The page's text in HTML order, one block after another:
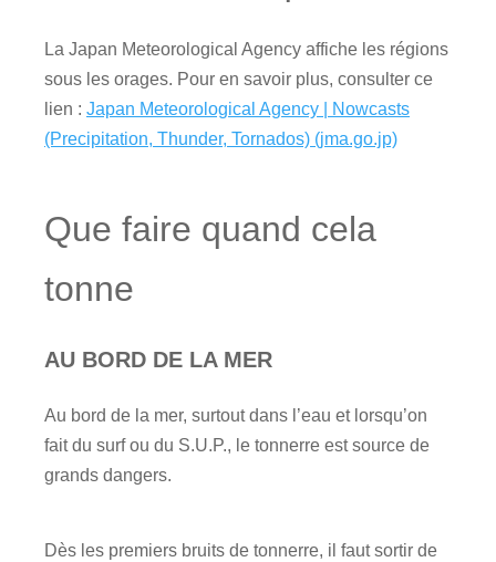
La Japan Meteorological Agency affiche les régions
sous les orages. Pour en savoir plus, consulter ce
lien : Japan Meteorological Agency | Nowcasts
(Precipitation, Thunder, Tornados) (jma.go.jp)
Que faire quand cela
tonne
AU BORD DE LA MER
Au bord de la mer, surtout dans l’eau et lorsqu’on
fait du surf ou du S.U.P., le tonnerre est source de
grands dangers.
Dès les premiers bruits de tonnerre, il faut sortir de